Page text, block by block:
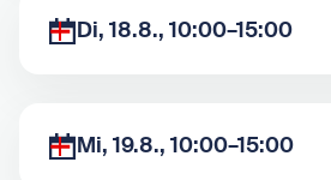
Di, 18.8., 10:00–15:00
Mi, 19.8., 10:00–15:00